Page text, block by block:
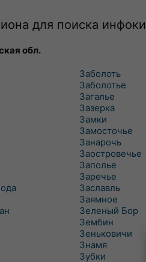
для поиска
обл.
Заболоть
Заболотье
Загалье
Зазерка
Замки
Замосточье
Занарочь
Заостровечье
Заполье
Заречье
Заславль
Заямное
Зеленый Бор
Зембин
Зеньковичи
Знамя
Зубки